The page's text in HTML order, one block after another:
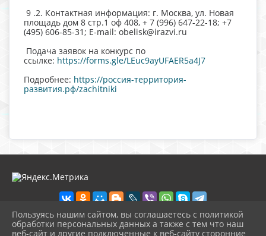
9 .2. Контактная информация: г. Москва, ул. Новая
площадь дом 8 стр.1 оф 408, + 7 (996) 647-22-18; +7
(495) 606-85-31; E-mail: obelisk@irazvi.ru
Подача заявок на конкурс по
ссылке: https://forms.gle/LEuc9ayUFAER5a4J7
Подробнее: https://россия-территория-
развития.рф/zachitniki
Пользуясь нашим сайтом, вы соглашаетесь с политикой
обработки персональных данных а также с тем что наш
веб-сайт и другие подключенные к веб-сайту сторонние